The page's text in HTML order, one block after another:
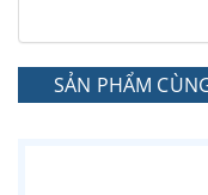
SẢN PHẨM